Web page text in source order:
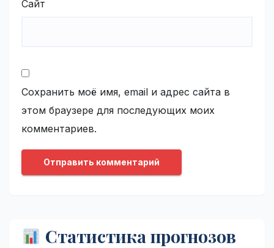
Сайт
Сохранить моё имя, email и адрес сайта в
этом браузере для последующих моих
комментариев.
Статистика прогнозов